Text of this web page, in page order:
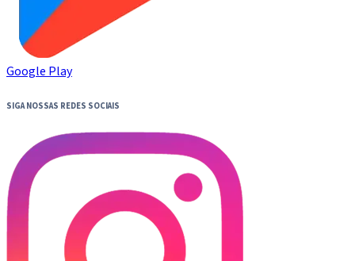
Google Play
SIGA NOSSAS REDES SOCIAIS